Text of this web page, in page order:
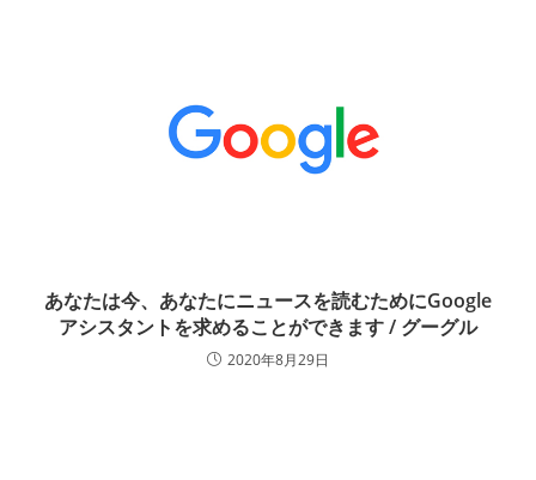
あなたは今、あなたにニュースを読むためにGoogle
アシスタントを求めることができます / グーグル
2020年8月29日